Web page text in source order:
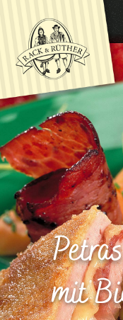
Fachgeschäfte
Häufige Fragen
Rezepte
mit